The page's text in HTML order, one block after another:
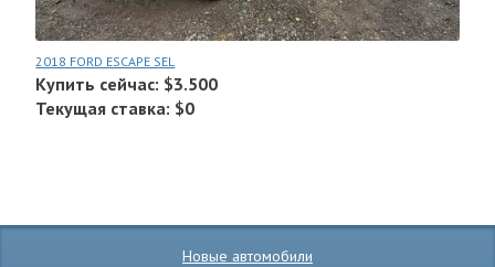
2018 FORD ESCAPE SEL
Купить сейчас: $3.500
Текущая ставка: $0
Новые автомобили